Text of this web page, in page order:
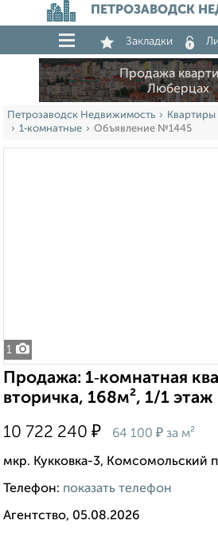
ПЕТРОЗАВОДСК
Закладки
Продажа
Люберцах
Петрозаводск Недвижимость Квартиры
1‑комнатные
Объявление №1445
1
Продажа: 1‑комнатная
вторичка, 168м², 1/1 этаж
10 722 240 ₽ 64 100 ₽ за м²
мкр. Кукковка-3, Комсомольский
Телефон: показать телефон
Агентство, 05.08.2026